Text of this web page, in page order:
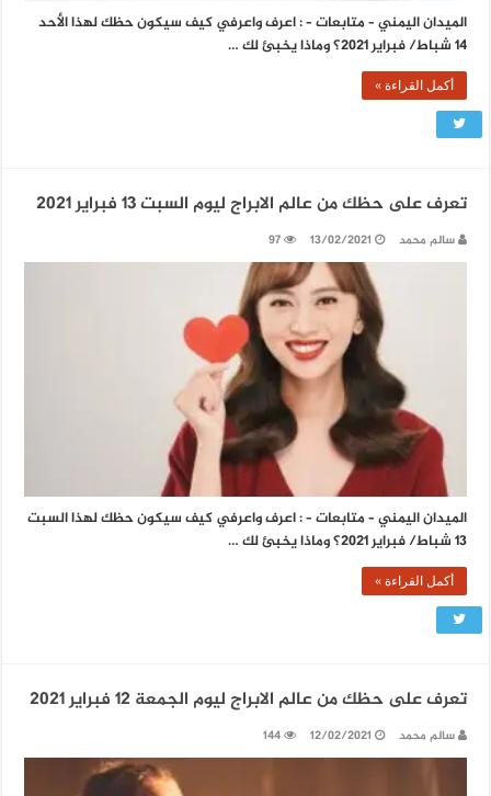
الميدان اليمني – متابعات – : اعرف واعرفي كيف سيكون حظك لهذا الأحد
14 شباط/ فبراير 2021؟ وماذا يخبئ لك …
أكمل القراءة »
تعرف على حظك من عالم الابراج ليوم السبت 13 فبراير 2021
سالم محمد 13/02/2021
97
الميدان اليمني – متابعات – : اعرف واعرفي كيف سيكون حظك لهذا السبت
13 شباط/ فبراير 2021؟ وماذا يخبئ لك …
أكمل القراءة »
تعرف على حظك من عالم الابراج ليوم الجمعة 12 فبراير 2021
سالم محمد 12/02/2021
144